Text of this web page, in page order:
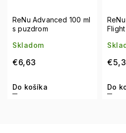
ReNu Advanced 100 ml
s puzdrom
Skladom
€6,63
Do košíka Do